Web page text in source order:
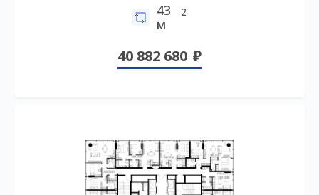
43
м
2
40 882 680